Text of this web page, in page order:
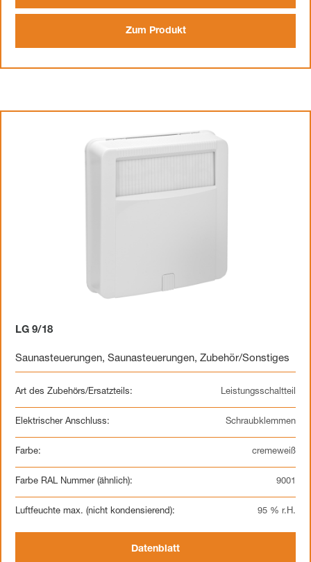
Zum Produkt
LG 9/18
Saunasteuerungen, Saunasteuerungen, Zubehör/Sonstiges
Art des Zubehörs/Ersatzteils: Leistungsschaltteil
Elektrischer Anschluss: Schraubklemmen
Farbe: cremeweiß
Farbe RAL Nummer (ähnlich): 9001
Luftfeuchte max. (nicht kondensierend): 95 % r.H.
Datenblatt